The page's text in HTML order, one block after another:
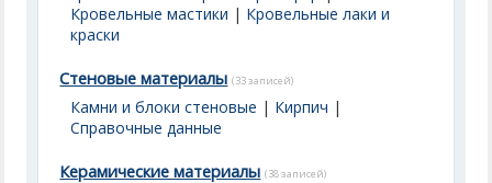
Кровельные мастики | Кровельные лаки и
краски
Стеновые материалы (33 записей)
Камни и блоки стеновые | Кирпич |
Справочные данные
Керамические материалы (38 записей)